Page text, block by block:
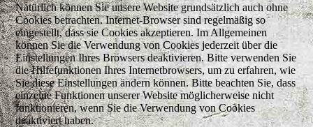
Natürlich können Sie unsere Website grundsätzlich auch ohne
Cookies betrachten. Internet-Browser sind regelmäßig so
eingestellt, dass sie Cookies akzeptieren. Im Allgemeinen
können Sie die Verwendung von Cookies jederzeit über die
Einstellungen Ihres Browsers deaktivieren. Bitte verwenden Sie
die Hilfefunktionen Ihres Internetbrowsers, um zu erfahren, wie
Sie diese Einstellungen ändern können. Bitte beachten Sie, dass
einzelne Funktionen unserer Website möglicherweise nicht
funktionieren, wenn Sie die Verwendung von Cookies
deaktiviert haben.